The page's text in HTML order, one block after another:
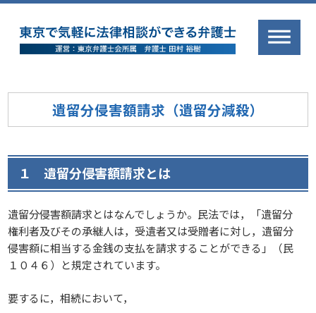
遺留分侵害額請求（遺留分減殺）
１ 遺留分侵害額請求とは
遺留分侵害額請求とはなんでしょうか。民法では，「遺留分
権利者及びその承継人は，受遺者又は受贈者に対し，遺留分
侵害額に相当する金銭の支払を請求することができる」（民
１０４６）と規定されています。
要するに，相続において，